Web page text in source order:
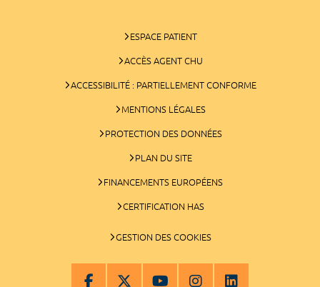
ESPACE PATIENT
ACCÈS AGENT CHU
ACCESSIBILITÉ : PARTIELLEMENT CONFORME
MENTIONS LÉGALES
PROTECTION DES DONNÉES
PLAN DU SITE
FINANCEMENTS EUROPÉENS
CERTIFICATION HAS
GESTION DES COOKIES